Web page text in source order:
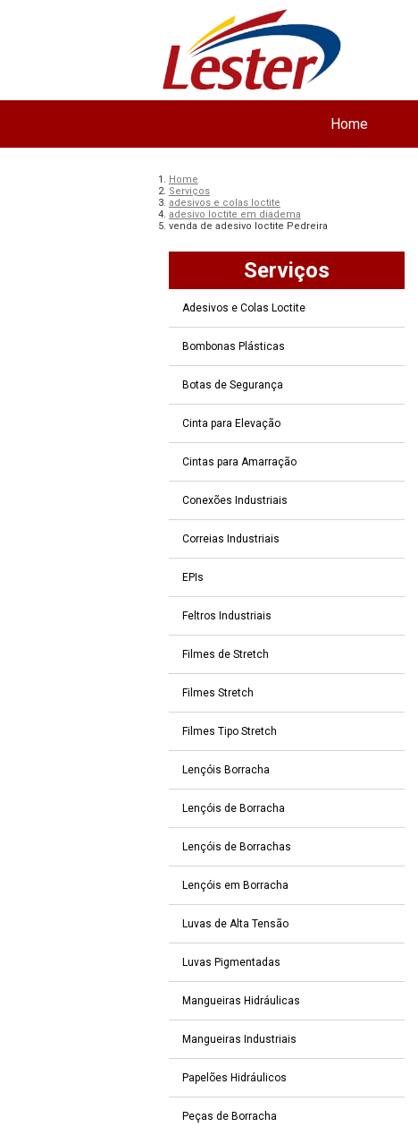
Home
Home
Serviços
adesivos e colas loctite
adesivo loctite em diadema
venda de adesivo loctite Pedreira
Serviços
Adesivos e Colas Loctite
Bombonas Plásticas
Botas de Segurança
Cinta para Elevação
Cintas para Amarração
Conexões Industriais
Correias Industriais
EPIs
Feltros Industriais
Filmes de Stretch
Filmes Stretch
Filmes Tipo Stretch
Lençóis Borracha
Lençóis de Borracha
Lençóis de Borrachas
Lençóis em Borracha
Luvas de Alta Tensão
Luvas Pigmentadas
Mangueiras Hidráulicas
Mangueiras Industriais
Papelões Hidráulicos
Peças de Borracha